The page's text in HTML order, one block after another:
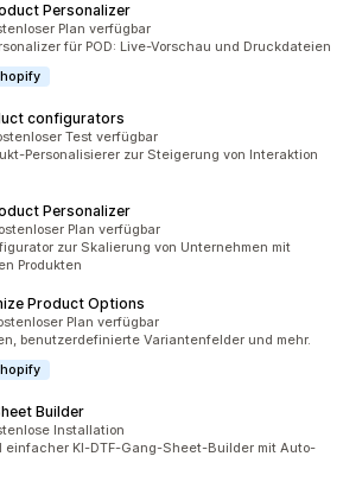
Personalizer
insgesamtPlan verfügbar
für POD: Live-Vorschau und Druckdateien
configurators
insgesamtTest verfügbar
Personalisierer zur Steigerung von Interaktion
Personalizer
insgesamtPlan verfügbar
zur Skalierung von Unternehmen mit
Produkten
Product Options
insgesamtPlan verfügbar
benutzerdefinierte Variantenfelder und mehr.
Builder
insgesamtInstallation
einfacher KI-DTF-Gang-Sheet-Builder mit Auto-